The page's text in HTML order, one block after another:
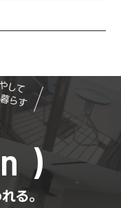
して
らす
る。